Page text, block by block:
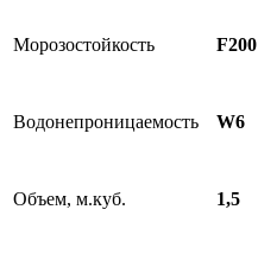
Морозостойкость F200
Водонепроницаемость W6
Объем, м.куб. 1,5